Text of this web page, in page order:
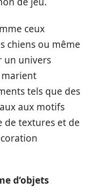
ceux
chiens ou même
un univers
marient
tels que des
aux motifs
de textures et de
d’objets